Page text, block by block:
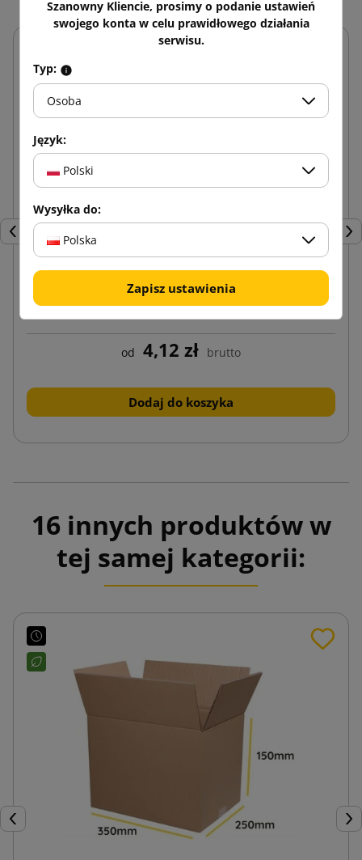
Poprzedni
Taśma klejącą z nadrukiem 1 kolor Hot-melt 48/60
od 4,12 zł brutto
Dodaj do koszyka
16 innych produktów w
tej samej kategorii:
Poprzedni
Szanowny Kliencie, prosimy o podanie ustawień
swojego konta w celu prawidłowego działania
serwisu.
Typ:
Osoba
Język:
Polski
Wysyłka do:
Polska
Zapisz ustawienia